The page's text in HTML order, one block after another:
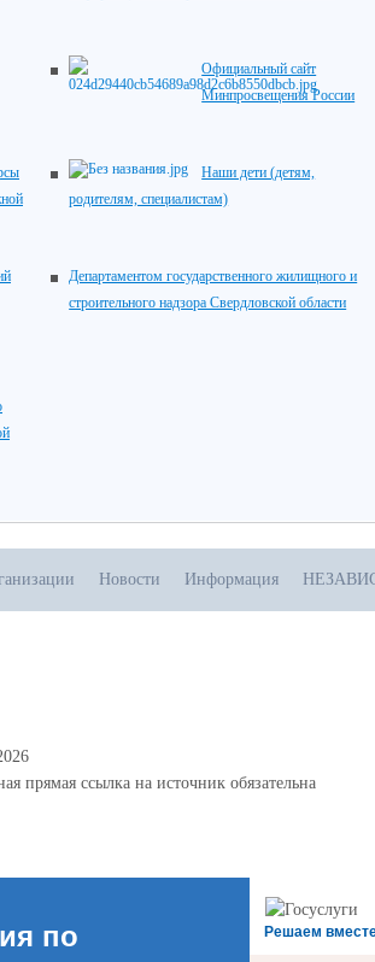
Официальный сайт
Минпросвещения России
Наши дети (детям,
родителям, специалистам)
Департаментом государственного жилищного и
строительного надзора Свердловской области
Новости Информация
прямая ссылка на источник обязательна
Решаем
по